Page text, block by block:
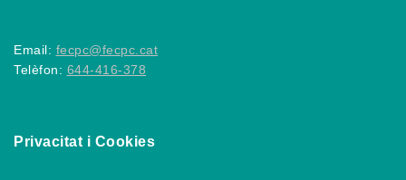
Email: fecpc@fecpc.cat
Telèfon: 644-416-378
Privacitat i Cookies